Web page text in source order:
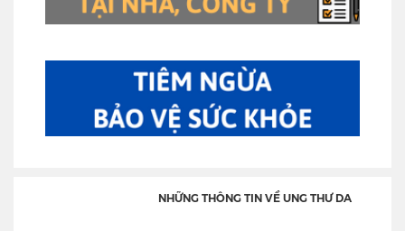
NHỮNG THÔNG TIN VỀ UNG THƯ DA